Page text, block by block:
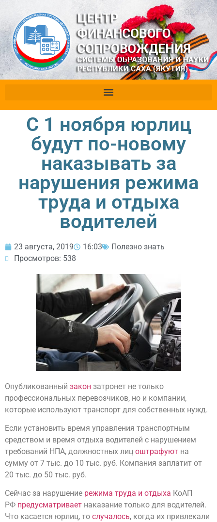
С 1 ноября юрлиц
будут по-новому
наказывать за
нарушения режима
труда и отдыха
водителей
23 августа, 2019 16:03
Полезно знать
Просмотров: 538
Опубликованный закон затронет не только
профессиональных перевозчиков, но и компании,
которые используют транспорт для собственных нужд.
Если установить время управления транспортным
средством и время отдыха водителей с нарушением
требований НПА, должностных лиц оштрафуют на
сумму от 7 тыс. до 10 тыс. руб. Компания заплатит от
20 тыс. до 50 тыс. руб.
Сейчас за нарушение режима труда и отдыха КоАП
РФ предусматривает наказание только для водителей.
Что касается юрлиц, то случалось, когда их привлекали